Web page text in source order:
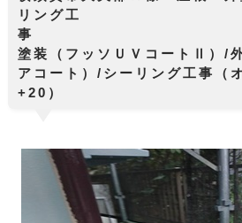
リング工
事
塗装（フッソＵＶコートⅡ）/
アコート）/シーリング工事（
+20）